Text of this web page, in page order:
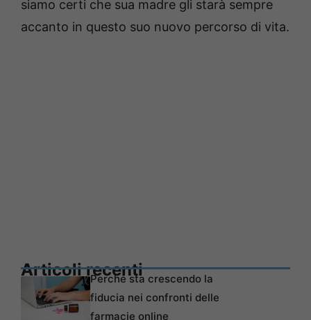
siamo certi che sua madre gli starà sempre
accanto in questo suo nuovo percorso di vita.
Articoli recentiPerché sta crescendo la
fiducia nei confronti delle
farmacie online